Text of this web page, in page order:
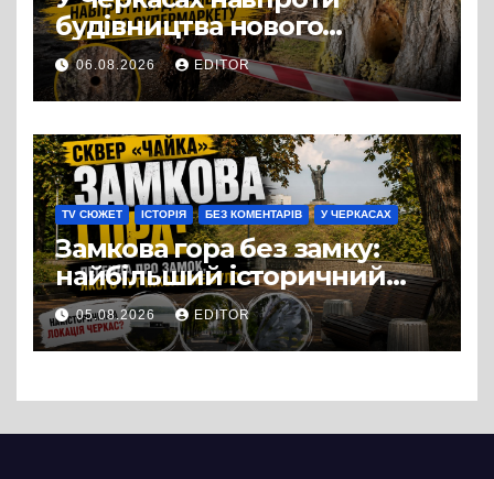
будівництва нового
супермаркету VARUS на
проспекті Перемоги всохли
дерева. І це навряд чи
можна назвати
випадковістю
06.08.2026 EDITOR
TV СЮЖЕТ ІСТОРІЯ БЕЗ КОМЕНТАРІВ У ЧЕРКАСАХ
Замкова гора без замку:
найбільший історичний
міф Черкас
05.08.2026 EDITOR